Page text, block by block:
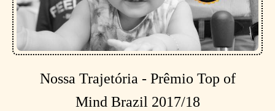
Nossa Trajetória - Prêmio Top of
Mind Brazil 2017/18